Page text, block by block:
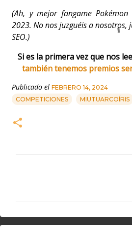
(Ah, y mejor fangame
2023. No nos juzguéis a nosotros,
SEO.)
Si es la primera vez que nos
también tenemos premios
Publicado el FEBRERO 14, 2024
COMPETICIONES
MIUTUARCOÍRIS
n